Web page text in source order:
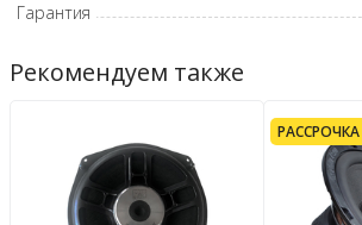
Гарантия
Рекомендуем также
РАССРОЧКА